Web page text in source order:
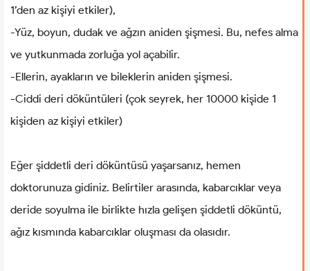
1’den az kişiyi etkiler),
-Yüz, boyun, dudak ve ağzın aniden şişmesi. Bu, nefes alma
ve yutkunmada zorluğa yol açabilir.
-Ellerin, ayakların ve bileklerin aniden şişmesi.
-Ciddi deri döküntüleri (çok seyrek, her 10000 kişide 1
kişiden az kişiyi etkiler)
Eğer şiddetli deri döküntüsü yaşarsanız, hemen
doktorunuza gidiniz. Belirtiler arasında, kabarcıklar veya
deride soyulma ile birlikte hızla gelişen şiddetli döküntü,
ağız kısmında kabarcıklar oluşması da olasıdır.